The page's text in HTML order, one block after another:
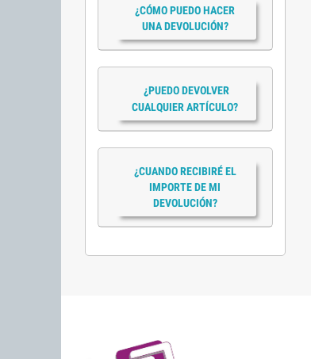
¿CÓMO PUEDO HACER
UNA DEVOLUCIÓN?
¿PUEDO DEVOLVER
CUALQUIER ARTÍCULO?
¿CUANDO RECIBIRÉ EL
IMPORTE DE MI
DEVOLUCIÓN?